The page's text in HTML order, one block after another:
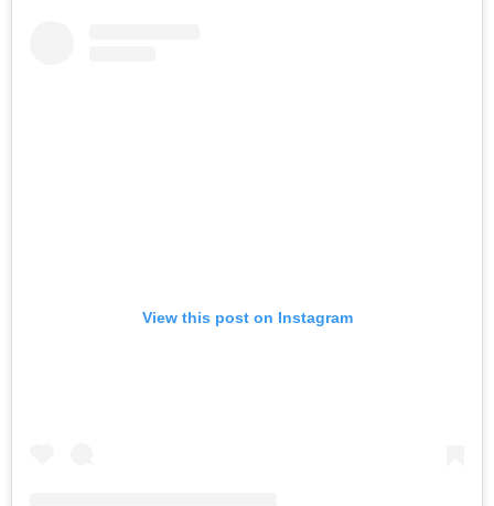
View this post on Instagram